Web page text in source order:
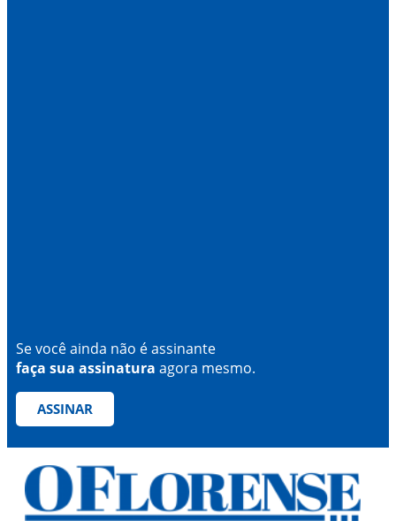
Se você ainda não é assinante
faça sua assinatura agora mesmo.
ASSINAR